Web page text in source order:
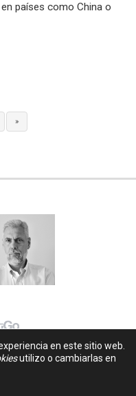
países como China o
»
en este sitio web.
utilizo o cambiarlas en